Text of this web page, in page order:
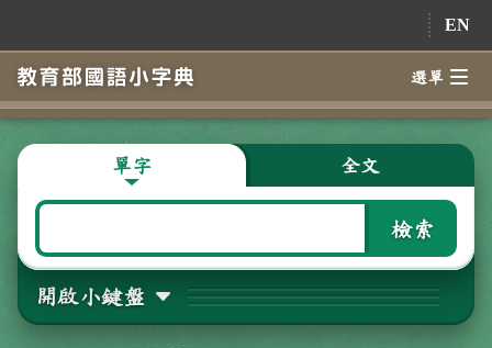
EN
選單
單字 全文
檢索
開啟小鍵盤